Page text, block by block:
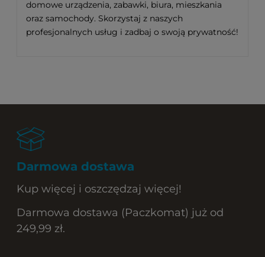
domowe urządzenia, zabawki, biura, mieszkania
oraz samochody. Skorzystaj z naszych
profesjonalnych usług i zadbaj o swoją prywatność!
Darmowa dostawa
Kup więcej i oszczędzaj więcej!
Darmowa dostawa (Paczkomat) już od
249,99 zł.